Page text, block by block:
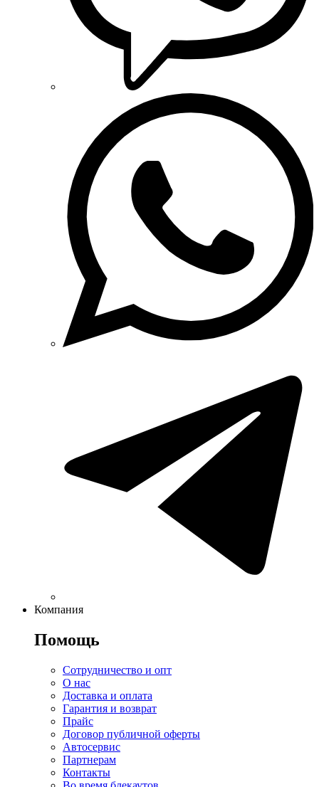
Компания
Помощь
Сотрудничество и опт
О нас
Доставка и оплата
Гарантия и возврат
Прайс
Договор публичной оферты
Автосервис
Партнерам
Контакты